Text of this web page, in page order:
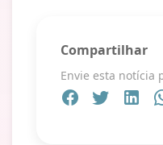
Compartilhar
Envie esta notícia